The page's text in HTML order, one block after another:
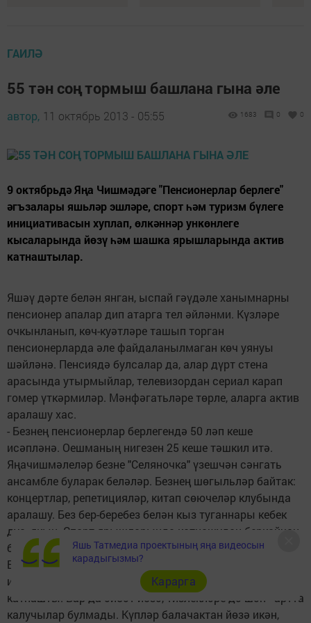
ГАИЛӘ
55 тән соң тормыш башлана гына әле
автор, 11 октябрь 2013 - 05:55 1683 0 0
9 октябрьдә Яңа Чишмәдәге "Пенсионерлар берлеге"
әгъзалары яшьләр эшләре, спорт һәм туризм бүлеге
инициативасын хуплап, өлкәннәр ункөнлеге
кысаларында йөзү һәм шашка ярышларында актив
катнаштылар.
Яшәү дәрте белән янган, ыспай гәүдәле ханымнарны
пенсионер апалар дип атарга тел әйләнми. Күзләре
очкынланып, көч-куәтләре ташып торган
пенсионерларда әле файдаланылмаган көч уянуы
шәйләнә. Пенсиядә булсалар да, алар дүрт стена
арасында утырмыйлар, телевизордан сериал карап
гомер үткәрмиләр. Мәнфәгатьләре төрле, аларга актив
аралашу хас.
- Безнең пенсионерлар берлегендә 50 ләп кеше
исәпләнә. Оешманың нигезен 25 кеше тәшкил итә.
Яңачишмәлеләр безне "Селяночка" үзешчән сәнгать
ансамбле буларак беләләр. Безнең шөгыльләр байтак:
концертлар, репетицияләр, китап сөючеләр клубында
аралашу. Без бер-беребез белән кыз туганнары кебек
дус, якын. Спорт ярышларында катнашудан беркайчан
баш тартмыйбыз, дип сөйли Анастасия Козлова.
Бу юлы да 25 метрлы дистанциядә чалкан ятып һәм
ирекле стильдә йөзүдә 55 яшьтән узган 9 пенсионер
катнашты. Бар да әйбәт йөзә, тизлекләре дә шәп - артта
калучылар булмады. Күпләр балачактан йөзә икән,
Яшь Татмедиа проектының яңа видеосын
карадыгызмы?
Карарга